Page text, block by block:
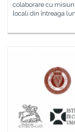
colaborare cu
locali din întreaga